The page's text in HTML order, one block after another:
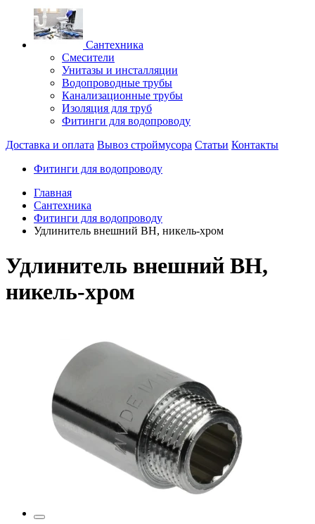
Сантехника
Смесители
Унитазы и инсталляции
Водопроводные трубы
Канализационные трубы
Изоляция для труб
Фитинги для водопроводу
Доставка и оплата Вывоз строймусора Статьи Контакты
Фитинги для водопроводу
Главная
Сантехника
Фитинги для водопроводу
Удлинитель внешний ВН, никель-хром
Удлинитель внешний ВН,
никель-хром